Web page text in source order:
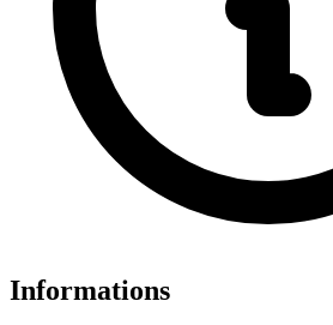
Informations